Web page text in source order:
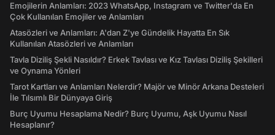
Emojilerin Anlamları: 2023 WhatsApp, Instagram ve Twitter'da En
Çok Kullanılan Emojiler ve Anlamları
Atasözleri ve Anlamları: A'dan Z'ye Gündelik Hayatta En Sık
Kullanılan Atasözleri ve Anlamları
Tavla Diziliş Şekli Nasıldır? Erkek Tavlası ve Kız Tavlası Diziliş Şekilleri
ve Oynama Yönleri
Tarot Kartları ve Anlamları Nelerdir? Majör ve Minör Arkana Desteleri
İle Tılsımlı Bir Dünyaya Giriş
Burç Uyumu Hesaplama Nedir? Burç Uyumu, Aşk Uyumu Nasıl
Hesaplanır?